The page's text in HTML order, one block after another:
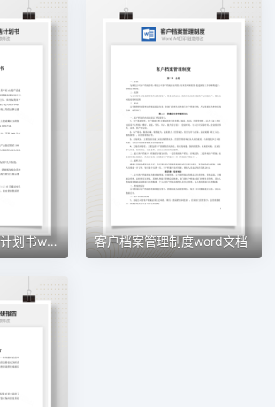
品牌衣服网络销售计划书word文档 客户档案管理制度word文档